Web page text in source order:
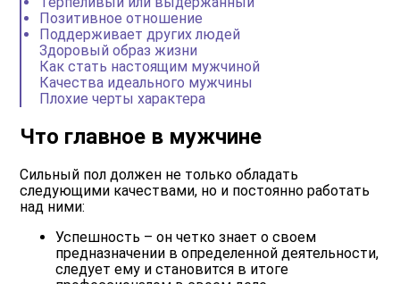
Позитивное отношение
Поддерживает других людей
Здоровый образ жизни
Как стать настоящим мужчиной
Качества идеального мужчины
Плохие черты характера
Что главное в мужчине
Сильный пол должен не только обладать
следующими качествами, но и постоянно работать
над ними:
Успешность – он четко знает о своем
предназначении в определенной деятельности,
следует ему и становится в итоге